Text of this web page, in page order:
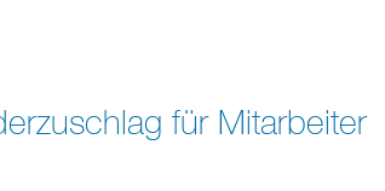
für Mitarbeiter